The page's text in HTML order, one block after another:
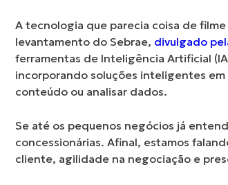
A tecnologia que parecia coisa de
levantamento do Sebrae, divulgado
ferramentas de Inteligência Artificial
incorporando soluções inteligentes
conteúdo ou analisar dados.
Se até os pequenos negócios já
concessionárias. Afinal, estamos
cliente, agilidade na negociação e